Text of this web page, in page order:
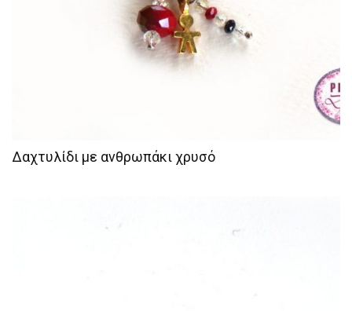
Δαχτυλίδι με ανθρωπάκι χρυσό